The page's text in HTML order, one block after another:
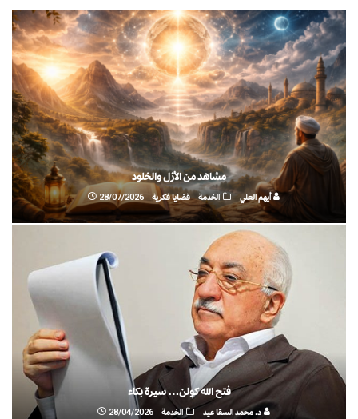
مشاهد من الأزل والخلود
أيهم العلي الخدمة قضايا فكرية 28/07/2026
فتح الله كولن… سيرة بكاء
د. محمد السقا عيد الخدمة 28/04/2026